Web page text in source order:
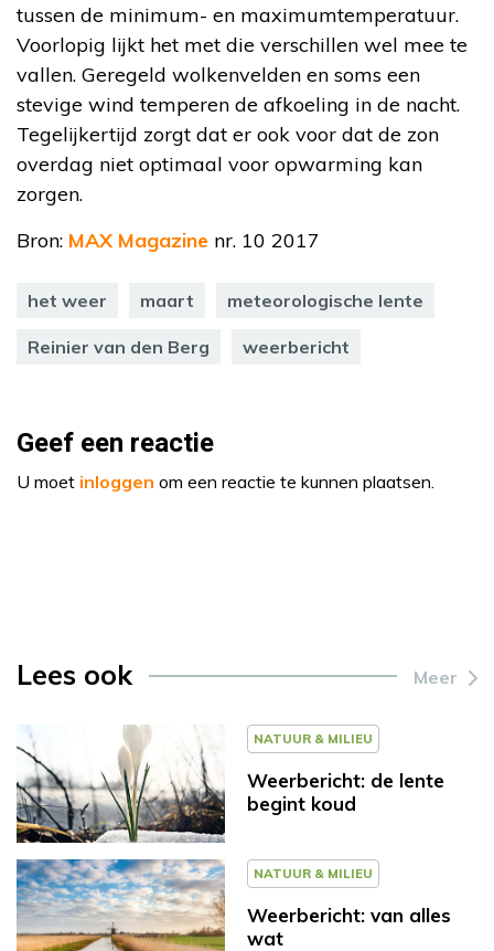
tussen de minimum- en maximumtemperatuur.
Voorlopig lijkt het met die verschillen wel mee te
vallen. Geregeld wolkenvelden en soms een
stevige wind temperen de afkoeling in de nacht.
Tegelijkertijd zorgt dat er ook voor dat de zon
overdag niet optimaal voor opwarming kan
zorgen.
Bron: MAX Magazine nr. 10 2017
het weer maart meteorologische lente
Reinier van den Berg weerbericht
Geef een reactie
U moet inloggen om een reactie te kunnen plaatsen.
Lees ook Meer
NATUUR & MILIEU
Weerbericht: de lente
begint koud
NATUUR & MILIEU
Weerbericht: van alles
wat